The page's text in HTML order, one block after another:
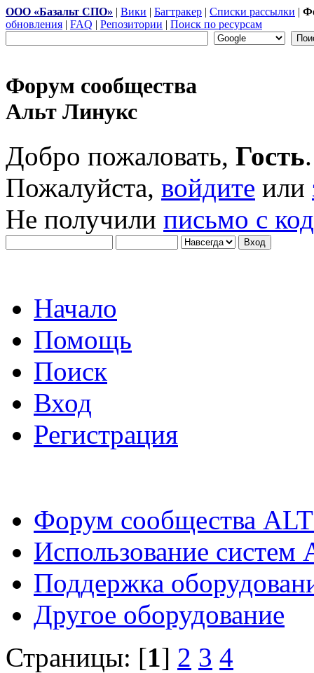
ООО «Базальт СПО» | Вики | Багтракер | Списки рассылки |
обновления | FAQ | Репозитории | Поиск по ресурсам
Форум сообщества
Альт Линукс
Добро пожаловать, Гость.
Пожалуйста, войдите или
Не получили письмо с
Начало
Помощь
Поиск
Вход
Регистрация
Форум сообщества
Использование систем
Поддержка
Другое оборудование
Страницы: [1] 2 3 4